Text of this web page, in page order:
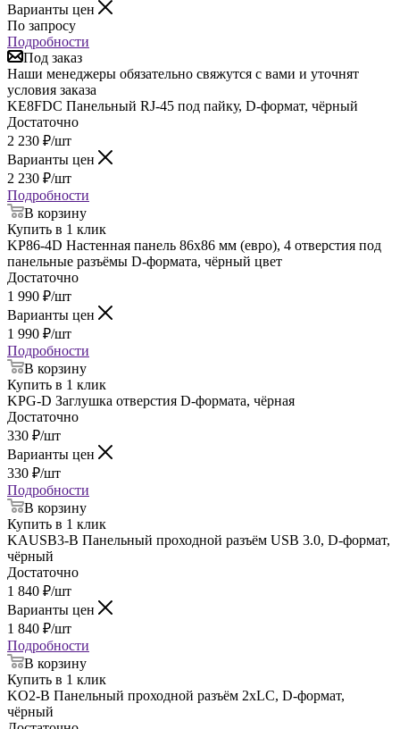
Варианты цен
По запросу
Подробности
Под заказ
Наши менеджеры обязательно свяжутся с вами и уточнят
условия заказа
KE8FDC Панельный RJ-45 под пайку, D-формат, чёрный
Достаточно
2 230 ₽/шт
Варианты цен
2 230 ₽/шт
Подробности
В корзину
Купить в 1 клик
KP86-4D Настенная панель 86х86 мм (евро), 4 отверстия под
панельные разъёмы D-формата, чёрный цвет
Достаточно
1 990 ₽/шт
Варианты цен
1 990 ₽/шт
Подробности
В корзину
Купить в 1 клик
KPG-D Заглушка отверстия D-формата, чёрная
Достаточно
330 ₽/шт
Варианты цен
330 ₽/шт
Подробности
В корзину
Купить в 1 клик
KAUSB3-B Панельный проходной разъём USB 3.0, D-формат,
чёрный
Достаточно
1 840 ₽/шт
Варианты цен
1 840 ₽/шт
Подробности
В корзину
Купить в 1 клик
KO2-B Панельный проходной разъём 2xLC, D-формат,
чёрный